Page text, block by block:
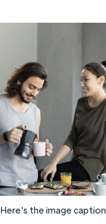
Here's the image caption